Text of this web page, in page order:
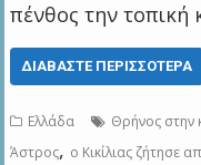
πένθος την τοπική
ΔΙΑΒΆΣΤΕ ΠΕΡΙΣΣΌΤΕΡΑ
Ελλάδα
Θρήνος στην
Άστρος, ο Κικίλιας ζήτησε